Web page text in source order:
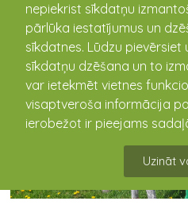
nepiekrist sīkdatņu
pārlūka iestatījumus un
sīkdatnes. Lūdzu pievērsiet
sīkdatņu dzēšana un to
var ietekmēt vietnes
visaptveroša informācija
ierobežot ir pieejams
Uzināt